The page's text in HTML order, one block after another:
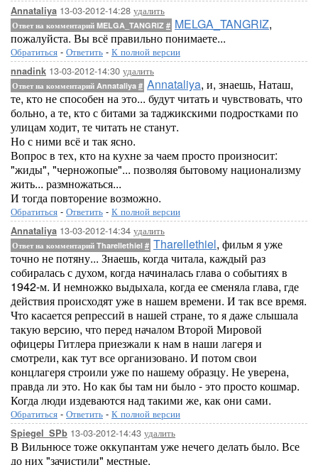
Annataliya 13-03-2012-14:28 удалить
Ответ на комментарий MELGA_TANGRIZ # MELGA_TANGRIZ,
пожалуйста. Вы всё правильно понимаете...
Обратиться - Ответить - К полной версии
nnadink 13-03-2012-14:30 удалить
Ответ на комментарий Annataliya # Annataliya, и, знаешь, Наташ,
те, кто не способен на это... будут читать и чувствовать, что
больно, а те, кто с битами за таджикскими подростками по
улицам ходит, те читать не станут.
Но с ними всё и так ясно.
Вопрос в тех, кто на кухне за чаем просто произносит:
"жиды", "черножопые"... позволяя бытовому национализму
жить... размножаться...
И тогда повторение возможно.
Обратиться - Ответить - К полной версии
Annataliya 13-03-2012-14:34 удалить
Ответ на комментарий Tharellethiel # Tharellethiel, фильм я уже
точно не потяну... Знаешь, когда читала, каждый раз
собиралась с духом, когда начиналась глава о событиях в
1942-м. И немножко выдыхала, когда ее сменяла глава, где
действия происходят уже в нашем времени. И так все время.
Что касается репрессий в нашей стране, то я даже слышала
такую версию, что перед началом Второй Мировой
офицеры Гитлера приезжали к нам в наши лагеря и
смотрели, как тут все организовано. И потом свои
концлагеря строили уже по нашему образцу. Не уверена,
правда ли это. Но как бы там ни было - это просто кошмар.
Когда люди издеваются над такими же, как они сами.
Обратиться - Ответить - К полной версии
Spiegel_SPb 13-03-2012-14:43 удалить
В Вильнюсе тоже оккупантам уже нечего делать было. Все
до них "зачистили" местные.